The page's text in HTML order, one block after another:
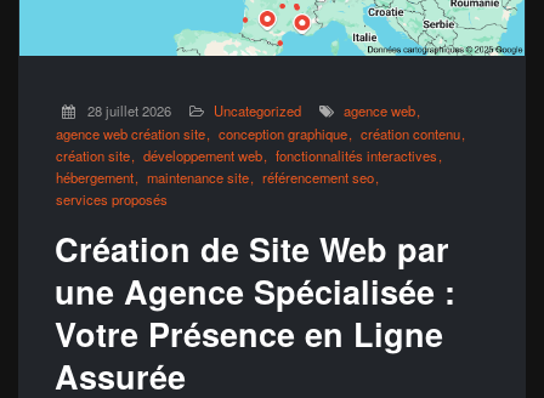
28 juillet 2026 Uncategorized
agence web
agence web création site
conception graphique
création contenu
création site
développement web
fonctionnalités interactives
hébergement
maintenance site
référencement seo
services proposés
Création de Site Web par
une Agence Spécialisée :
Votre Présence en Ligne
Assurée